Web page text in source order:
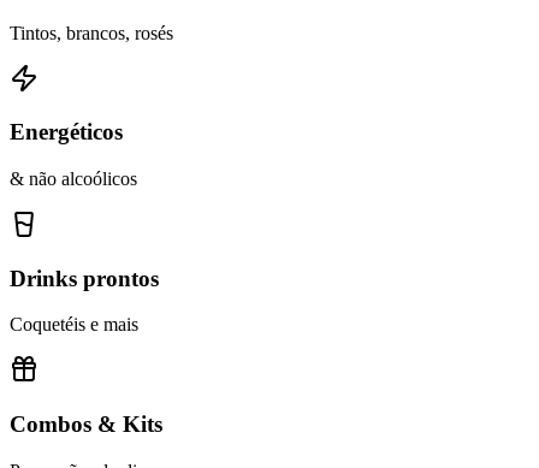
Tintos, brancos, rosés
Energéticos
& não alcoólicos
Drinks prontos
Coquetéis e mais
Combos & Kits